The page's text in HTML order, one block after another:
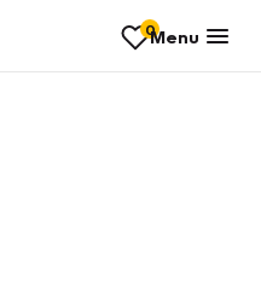
0Menu